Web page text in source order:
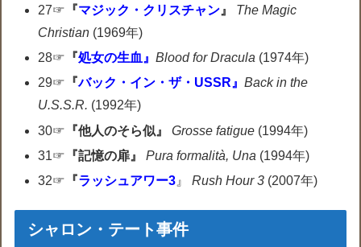
27☞ 『マジック・クリスチャン 』 The Magic
Christian (1969年)
28☞ 『処女の生血』Blood for Dracula (1974年)
29☞ 『バック・イン・ザ・USSR』Back in the
U.S.S.R. (1992年)
30☞ 『他人のそら似』Grosse fatigue (1994年)
31☞ 『記憶の扉』Pura formalità, Una (1994年)
32☞ 『ラッシュアワー3 』Rush Hour 3 (2007年)
シャロン・テート事件